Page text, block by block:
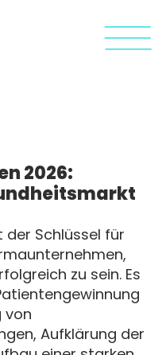
2026:
Schlüssel für
zu sein. Es
von
Aufklärung der